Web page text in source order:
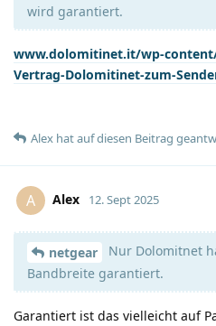
wird garantiert.
www.dolomitinet.it/wp-
Vertrag-Dolomitinet-zum-
Alex hatauf diesen Beitrag
A Alex 12. Sept 2025
netgear
Nur Dolomitnet
Bandbreite garantiert.
Garantiert ist das vielleicht auf